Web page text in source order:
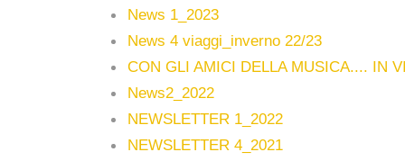
News 1_2023
News 4 viaggi_inverno 22/23
CON GLI AMICI DELLA MUSICA.... IN
News2_2022
NEWSLETTER 1_2022
NEWSLETTER 4_2021